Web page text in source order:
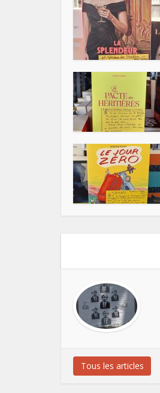
Tous les articles